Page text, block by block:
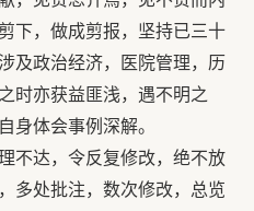
下，做成剪报，坚持已三十
及政治经济，医院管理，历
时亦获益匪浅，遇不明之
身体会事例深解。
不达，令反复修改，绝不放
多处批注，数次修改，总览